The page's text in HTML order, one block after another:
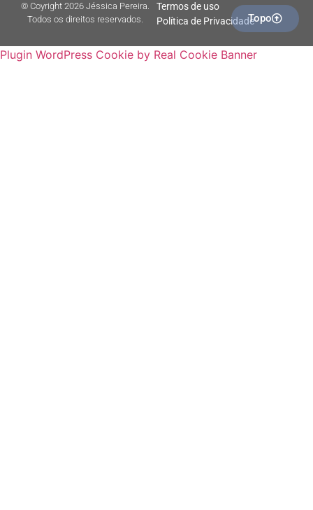
© Coyright 2026 Jéssica Pereira.
Todos os direitos reservados.
Termos de uso
Política de PrivacidadeTopo
Plugin WordPress Cookie by Real Cookie Banner